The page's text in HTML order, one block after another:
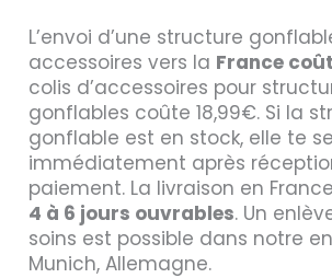
L’envoi d’une structure
accessoires vers la France
colis d’accessoires pour
gonflables coûte 18,99€. Si la
gonflable est en stock, elle te
immédiatement après
paiement. La livraison en
4 à 6 jours ouvrables. Un
soins est possible dans notre
Munich, Allemagne.